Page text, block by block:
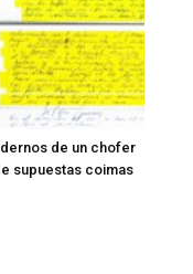
de un chofer
supuestas coimas